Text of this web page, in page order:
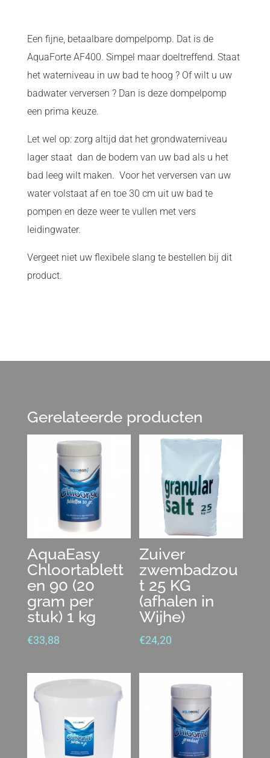
Blaauw
mini
Een fijne, betaalbare dompelpomp. Dat is de
AquaForte AF400. Simpel maar doeltreffend. Staat
het waterniveau in uw bad te hoog ? Of wilt u uw
badwater verversen ? Dan is deze dompelpomp
een prima keuze.
Let wel op: zorg altijd dat het grondwaterniveau
lager staat dan de bodem van uw bad als u het
bad leeg wilt maken. Voor het verversen van uw
water volstaat af en toe 30 cm uit uw bad te
pompen en deze weer te vullen met vers
leidingwater.
Vergeet niet uw flexibele slang te bestellen bij dit
product.
Gerelateerde producten
AquaEasy
Chloortablett
en 90 (20
gram per
stuk) 1 kg
€33,88
Zuiver
zwembadzou
t 25 KG
(afhalen in
Wijhe)
€24,20